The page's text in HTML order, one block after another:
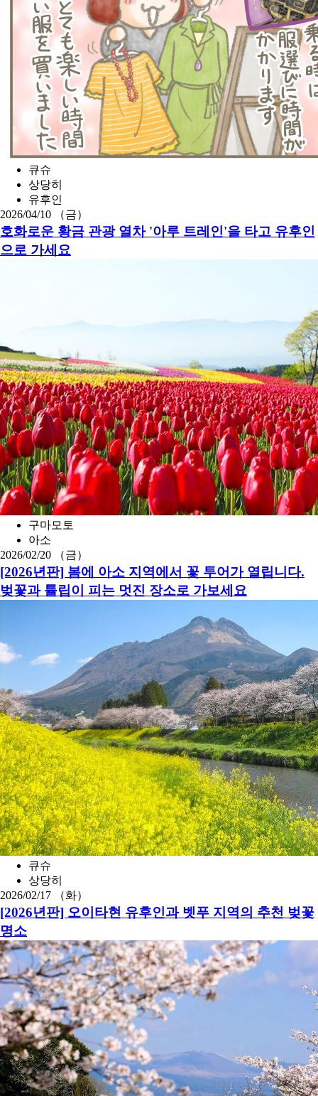
큐슈
상당히
유후인
2026/04/10 （금）
호화로운 황금 관광 열차 '아루 트레인'을 타고 유후인
으로 가세요
구마모토
아소
2026/02/20 （금）
[2026년판] 봄에 아소 지역에서 꽃 투어가 열립니다.
벚꽃과 튤립이 피는 멋진 장소로 가보세요
큐슈
상당히
2026/02/17 （화）
[2026년판] 오이타현 유후인과 벳푸 지역의 추천 벚꽃
명소